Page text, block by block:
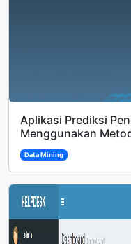
Aplikasi Prediksi
Menggunakan
Data Mining